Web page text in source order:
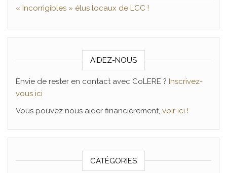
« Incorrigibles » élus locaux de LCC !
AIDEZ-NOUS
Envie de rester en contact avec CoLERE ? Inscrivez-
vous ici
Vous pouvez nous aider financièrement, voir ici !
CATÉGORIES